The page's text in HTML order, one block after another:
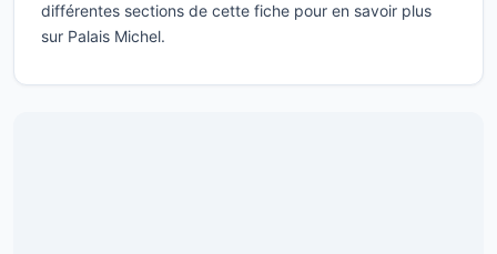
différentes sections de cette fiche pour en savoir plus
sur Palais Michel.